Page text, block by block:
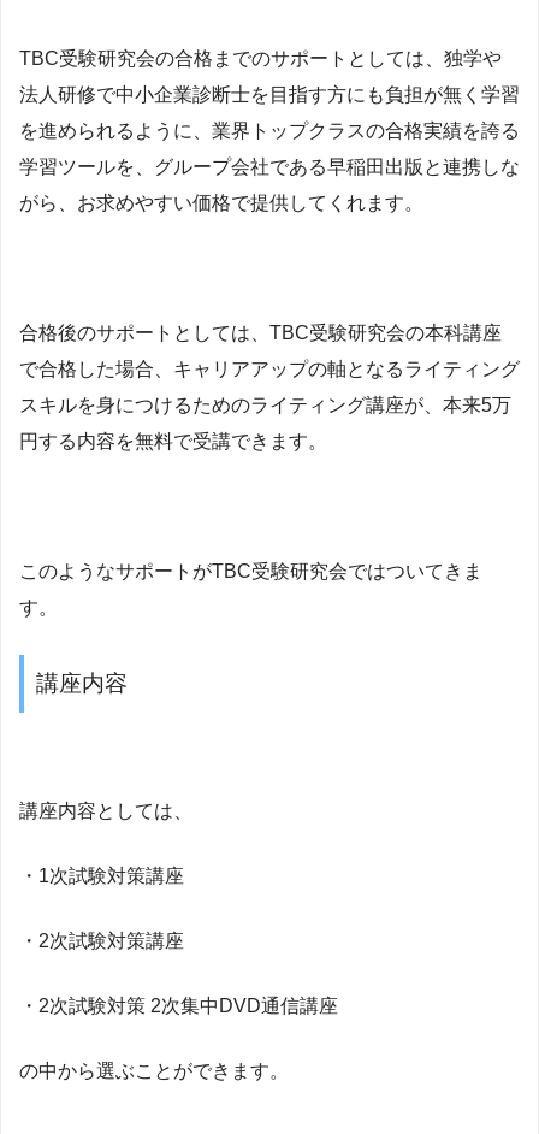
TBC受験研究会の合格までのサポートとしては、独学や
法人研修で中小企業診断士を目指す方にも負担が無く学習
を進められるように、業界トップクラスの合格実績を誇る
学習ツールを、グループ会社である早稲田出版と連携しな
がら、お求めやすい価格で提供してくれます。
合格後のサポートとしては、TBC受験研究会の本科講座
で合格した場合、キャリアアップの軸となるライティング
スキルを身につけるためのライティング講座が、本来5万
円する内容を無料で受講できます。
このようなサポートがTBC受験研究会ではついてきま
す。
講座内容
講座内容としては、
・1次試験対策講座
・2次試験対策講座
・2次試験対策 2次集中DVD通信講座
の中から選ぶことができます。